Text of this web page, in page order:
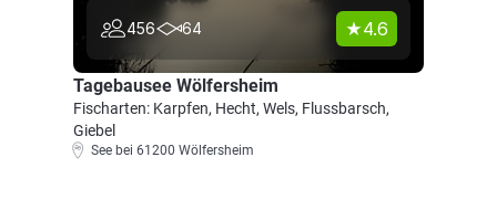
456 64 4.6
Tagebausee Wölfersheim
Fischarten: Karpfen, Hecht, Wels, Flussbarsch,
Giebel
See bei 61200 Wölfersheim